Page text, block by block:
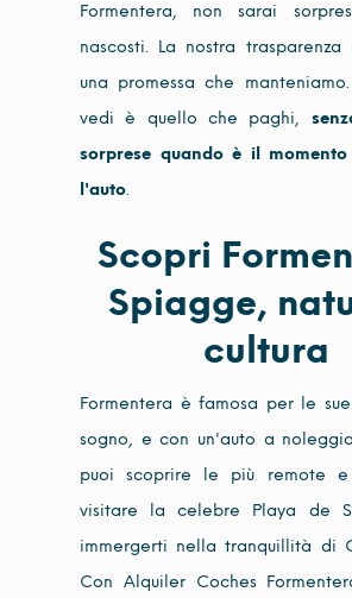
Formentera, non sarai
nascosti. La nostra
una promessa che
vedi è quello che paghi,
sorprese quando è il
l'auto.
Scopri
Spiagge,
cultura
Formentera è famosa per le
sogno, e con un'auto a
puoi scoprire le più remote
visitare la celebre Playa de
immergerti nella tranquillità di
Con Alquiler Coches